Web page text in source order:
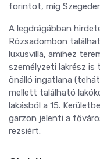
forintot, míg
A legdrágábban
Rózsadombon
luxusvilla, amihez
személyzeti lakrész is
önálló ingatlana
mellett található
lakásból a 15.
garzon jelenti a
rezsiért.